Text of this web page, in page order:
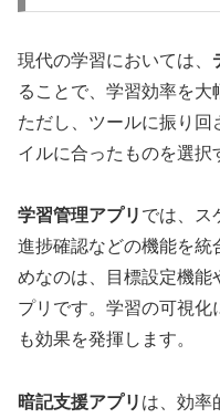
現代の学習においては、
ることで、学習効率を大
ただし、ツールに振り回
イルに合ったものを選択
学習管理アプリ では、ス
進捗確認などの機能を統
めなのは、目標設定機能
プリです。学習の可視化
も効果を発揮します。
暗記支援アプリ は、効率